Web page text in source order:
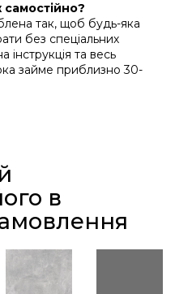
так, щоб будь-яка
без спеціальних
інструкція та весь
займе приблизно 30-
в